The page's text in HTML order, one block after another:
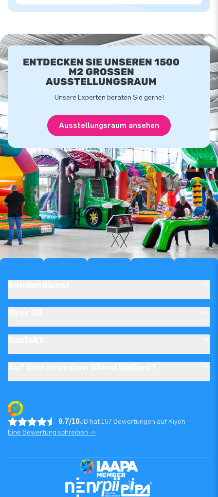
ENTDECKEN SIE UNSEREN 1500
M2 GROSSEN A
USSTELLUNGSRAUM
Unsere Experten beraten Sie gerne!
Ausstellungsraum ansehen
9.7/10JB hat 157 Bewertungen auf Kiyoh
Eine Bewertung schreiben ->